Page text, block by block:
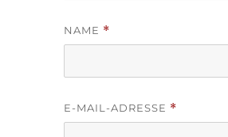
NAME *
E-MAIL-ADRESSE *